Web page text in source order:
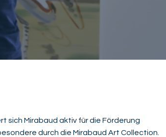
sich Mirabaud aktiv für die Förderung
durch die Mirabaud Art Collection.